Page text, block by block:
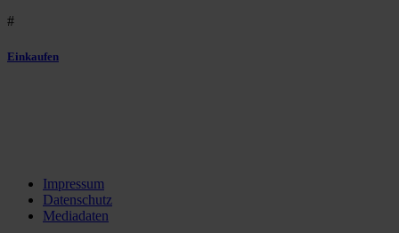
#
Einkaufen
Impressum
Datenschutz
Mediadaten